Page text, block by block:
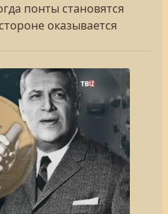
понты становятся
оказывается